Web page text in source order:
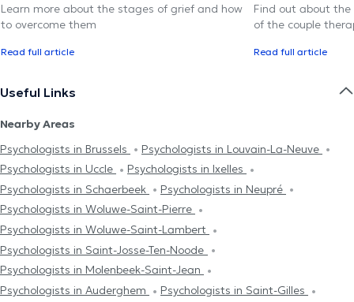
Learn more about the stages of grief and how
to overcome them
Read full article
Find out about the
of the couple
Read full article
Useful Links
Nearby Areas
Psychologists in Brussels
Psychologists in Louvain-La-Neuve
Psychologists in Uccle
Psychologists in Ixelles
Psychologists in Schaerbeek
Psychologists in Neupré
Psychologists in Woluwe-Saint-Pierre
Psychologists in Woluwe-Saint-Lambert
Psychologists in Saint-Josse-Ten-Noode
Psychologists in Molenbeek-Saint-Jean
Psychologists in Auderghem
Psychologists in Saint-Gilles